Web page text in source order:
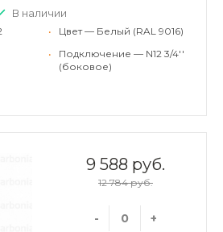
В наличии
•
Цвет — Белый (RAL 9016)
•
Подключение — N12 3/4''
(боковое)
9 588 руб.
12 784 руб.
- +